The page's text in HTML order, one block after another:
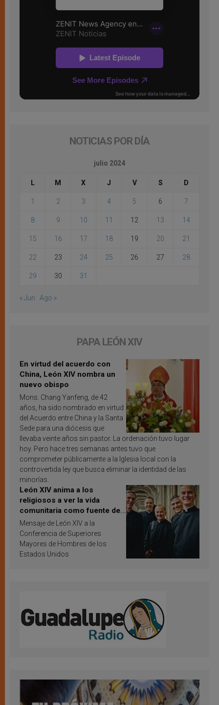
NOTICIAS POR DÍA
julio 2024
L M X J V S D
1 2 3 4 5 6 7
8 9 10 11 12 13 14
15 16 17 18 19 20 21
22 23 24 25 26 27 28
29 30 31
« Jun Ago »
PAPA LEÓN XIV
En virtud del acuerdo con
China, León XIV nombra un
nuevo obispo
Mons. Chang Yanfeng, de 42
años, ha sido nombrado en virtud
del Acuerdo entre China y la Santa
Sede para una diócesis que
llevaba veinte años sin pastor. La ordenación tuvo lugar
hoy. Pero hace tres semanas antes tuvo que
comprometer públicamente a la Iglesia local con la
controvertida ley que busca eliminar la identidad de las
minorías.
León XIV anima a los
religiosos a ver la vida
comunitaria como fuente de
inspiración y santificación
Mensaje de León XIV a la
Conferencia de Superiores
Mayores de Hombres de los
Estados Unidos